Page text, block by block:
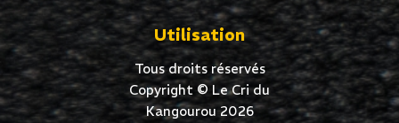
Utilisation
Tous droits réservés
Copyright © Le Cri du
Kangourou 2026